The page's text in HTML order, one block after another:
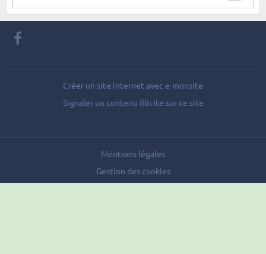
Créer un site internet avec e-monsite
Signaler un contenu illicite sur ce site
Mentions légales
Gestion des cookies